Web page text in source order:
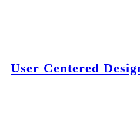
User Centered